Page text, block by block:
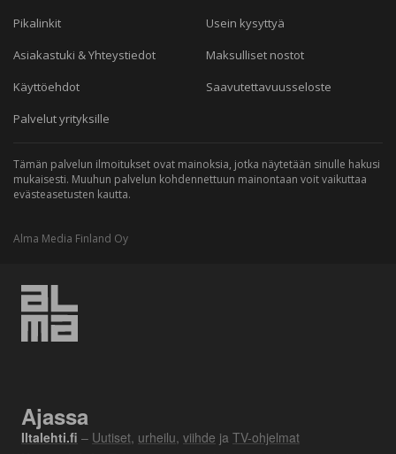
Pikalinkit
Asiakastuki & Yhteystiedot
Käyttöehdot
Palvelut yrityksille
Usein kysyttyä
Maksulliset nostot
Saavutettavuusseloste
Tämän palvelun ilmoitukset ovat mainoksia, jotka näytetään sinulle hakusi
mukaisesti. Muuhun palvelun kohdennettuun mainontaan voit vaikuttaa
evästeasetusten kautta.
Alma Media Finland Oy